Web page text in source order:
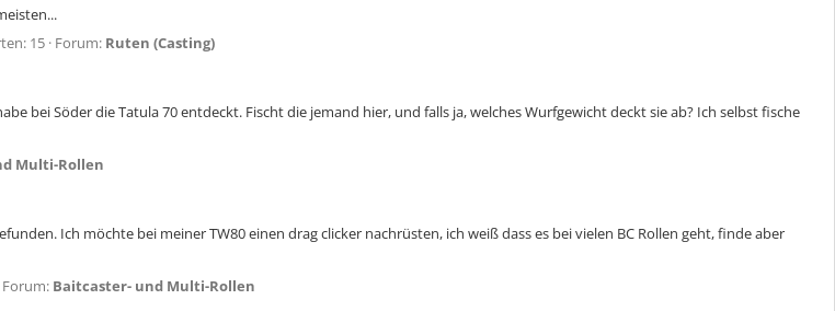
15 Forum: Ruten (Casting)
bei Söder die Tatula 70 entdeckt. Fischt die jemand hier, und falls ja, welches Wurfgewicht deckt sie ab? Ich selbst fische
Multi-Rollen
Ich möchte bei meiner TW80 einen drag clicker nachrüsten, ich weiß dass es bei vielen BC Rollen geht, finde aber
Forum: Baitcaster- und Multi-Rollen